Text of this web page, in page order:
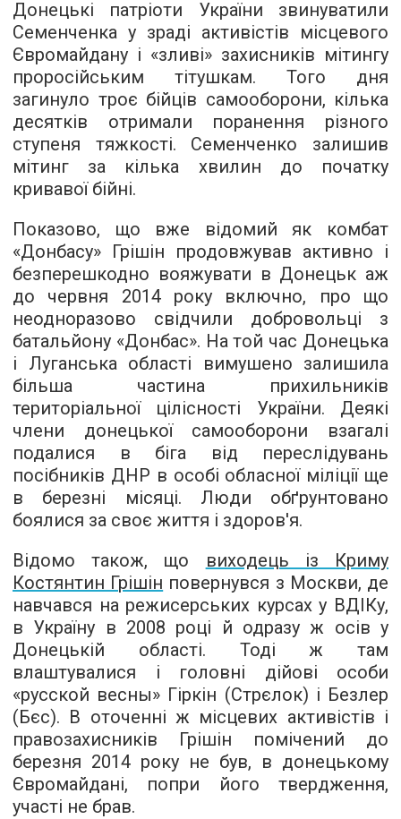
Донецькі патріоти України звинуватили
Семенченка у зраді активістів місцевого
Євромайдану і «зливі» захисників мітингу
проросійським тітушкам. Того дня
загинуло троє бійців самооборони, кілька
десятків отримали поранення різного
ступеня тяжкості. Семенченко залишив
мітинг за кілька хвилин до початку
кривавої бійні.
Показово, що вже відомий як комбат
«Донбасу» Грішін продовжував активно і
безперешкодно вояжувати в Донецьк аж
до червня 2014 року включно, про що
неодноразово свідчили добровольці з
батальйону «Донбас». На той час Донецька
і Луганська області вимушено залишила
більша частина прихильників
територіальної цілісності України. Деякі
члени донецької самооборони взагалі
подалися в біга від переслідувань
посібників ДНР в особі обласної міліції ще
в березні місяці. Люди обґрунтовано
боялися за своє життя і здоров'я.
Відомо також, що виходець із Криму
Костянтин Грішін повернувся з Москви, де
навчався на режисерських курсах у ВДІКу,
в Україну в 2008 році й одразу ж осів у
Донецькій області. Тоді ж там
влаштувалися і головні дійові особи
«русской весны» Гіркін (Стрєлок) і Безлер
(Бєс). В оточенні ж місцевих активістів і
правозахисників Грішін помічений до
березня 2014 року не був, в донецькому
Євромайдані, попри його твердження,
участі не брав.